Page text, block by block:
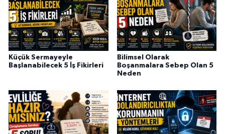
Küçük Sermayeyle
Başlanabilecek 5 İş Fikirleri
Bilimsel Olarak
Boşanmalara Sebep Olan 5
Neden